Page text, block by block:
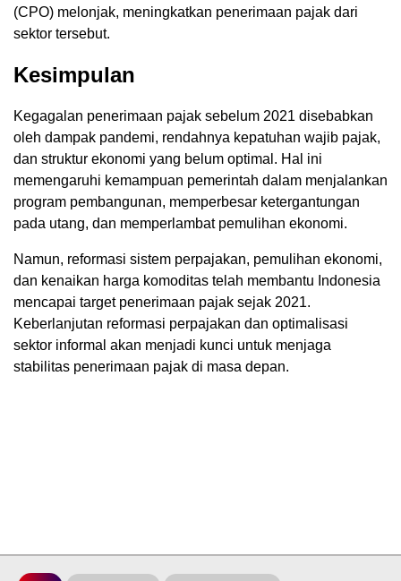
(CPO) melonjak, meningkatkan penerimaan pajak dari
sektor tersebut.
Kesimpulan
Kegagalan penerimaan pajak sebelum 2021 disebabkan
oleh dampak pandemi, rendahnya kepatuhan wajib pajak,
dan struktur ekonomi yang belum optimal. Hal ini
memengaruhi kemampuan pemerintah dalam menjalankan
program pembangunan, memperbesar ketergantungan
pada utang, dan memperlambat pemulihan ekonomi.
Namun, reformasi sistem perpajakan, pemulihan ekonomi,
dan kenaikan harga komoditas telah membantu Indonesia
mencapai target penerimaan pajak sejak 2021.
Keberlanjutan reformasi perpajakan dan optimalisasi
sektor informal akan menjadi kunci untuk menjaga
stabilitas penerimaan pajak di masa depan.